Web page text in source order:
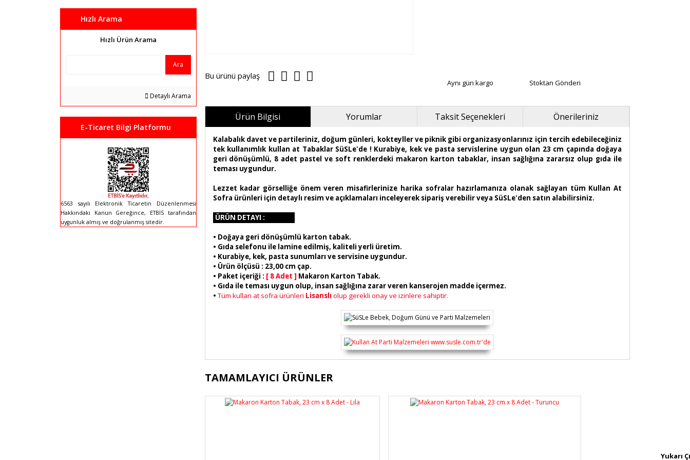
Hızlı Arama
Hızlı Ürün Arama
Ara
Detaylı Arama
E-Ticaret Bilgi Platformu
6563 sayılı Elektronik Ticaretin Düzenlenmesi
Hakkındaki Kanun Gereğince, ETBİS tarafından
uygunluk almış ve doğrulanmış sitedir.
Bu ürünü paylaş
Aynı gün kargo Stoktan Gönderi
Ürün Bilgisi Yorumlar Taksit Seçenekleri Önerileriniz
Kalabalık davet ve partileriniz, doğum günleri, kokteyller ve piknik gibi organizasyonlarınız için tercih edebileceğiniz
tek kullanımlık kullan at Tabaklar SüSLe'de ! Kurabiye, kek ve pasta servislerine uygun olan 23 cm çapında doğaya
geri dönüşümlü, 8 adet pastel ve soft renklerdeki makaron karton tabaklar, insan sağlığına zararsız olup gıda ile
teması uygundur.
Lezzet kadar görselliğe önem veren misafirlerinize harika sofralar hazırlamanıza olanak sağlayan tüm Kullan At
Sofra ürünleri için detaylı resim ve açıklamaları inceleyerek sipariş verebilir veya SüSLe'den satın alabilirsiniz.
ÜRÜN DETAYI :
• Doğaya geri dönüşümlü karton tabak.
• Gıda selefonu ile lamine edilmiş, kaliteli yerli üretim.
• Kurabiye, kek, pasta sunumları ve servisine uygundur.
• Ürün ölçüsü : 23,00 cm çap.
• Paket içeriği : [ 8 Adet ] Makaron Karton Tabak.
• Gıda ile teması uygun olup, insan sağlığına zarar veren kanserojen madde içermez.
•Tüm kullan at sofra ürünleri Lisanslı olup gerekli onay ve izinlere sahiptir.
Bu ürünün fiyat bilgisi, resim, ürün açıklamalarında ve diğer konularda yetersiz gördüğünüz noktaları öneri formunu
kullanarak tarafımıza iletebilirsiniz.
TAMAMLAYICI ÜRÜNLER
Yukarı